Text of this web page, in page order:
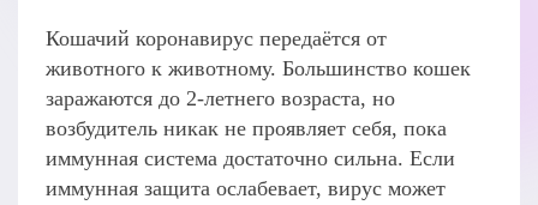
Кошачий коронавирус передаётся от
животного к животному. Большинство кошек
заражаются до 2-летнего возраста, но
возбудитель никак не проявляет себя, пока
иммунная система достаточно сильна. Если
иммунная защита ослабевает, вирус может